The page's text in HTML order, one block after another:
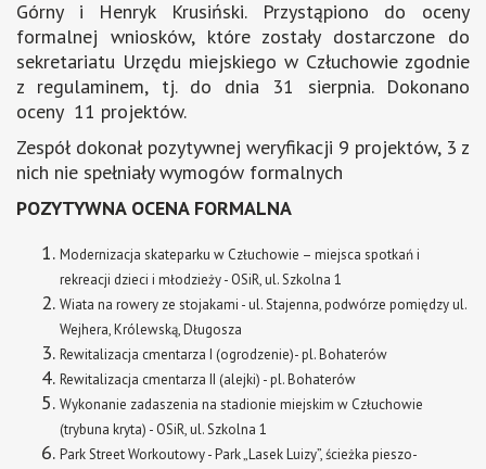
Górny i Henryk Krusiński. Przystąpiono do oceny
formalnej wniosków, które zostały dostarczone do
sekretariatu Urzędu miejskiego w Człuchowie zgodnie
z regulaminem, tj. do dnia 31 sierpnia. Dokonano
oceny 11 projektów.
Zespół dokonał pozytywnej weryfikacji 9 projektów, 3 z
nich nie spełniały wymogów formalnych
POZYTYWNA OCENA FORMALNA
Modernizacja skateparku w Człuchowie – miejsca spotkań i
rekreacji dzieci i młodzieży - OSiR, ul. Szkolna 1
Wiata na rowery ze stojakami - ul. Stajenna, podwórze pomiędzy ul.
Wejhera, Królewską, Długosza
Rewitalizacja cmentarza I (ogrodzenie)- pl. Bohaterów
Rewitalizacja cmentarza II (alejki) - pl. Bohaterów
Wykonanie zadaszenia na stadionie miejskim w Człuchowie
(trybuna kryta) - OSiR, ul. Szkolna 1
Park Street Workoutowy - Park „Lasek Luizy”, ścieżka pieszo-